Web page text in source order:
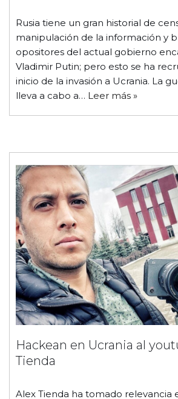
Rusia tiene un gran historial de
manipulación de la información y
opositores del actual gobierno
Vladimir Putin; pero esto se ha
inicio de la invasión a Ucrania. La
lleva a cabo a… Leer más »
Hackean en Ucrania al
Tienda
Alex Tienda ha tomado relevancia